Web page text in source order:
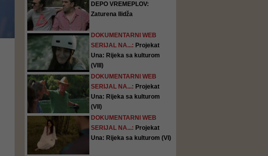
DEPO VREMEPLOV:
Zaturena Ilidža
DOKUMENTARNI WEB
SERIJAL NA...: Projekat
Una: Rijeka sa kulturom
(VIII)
DOKUMENTARNI WEB
SERIJAL NA...: Projekat
Una: Rijeka sa kulturom
(VII)
DOKUMENTARNI WEB
SERIJAL NA...: Projekat
Una: Rijeka sa kulturom (VI)